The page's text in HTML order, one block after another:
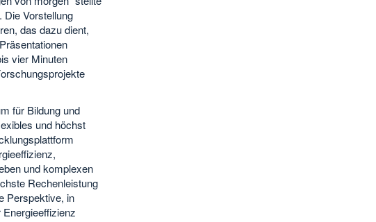
Vorstellung
das dazu dient,
vier Minuten
für Bildung und
und höchst
und komplexen
Rechenleistung
Perspektive, in